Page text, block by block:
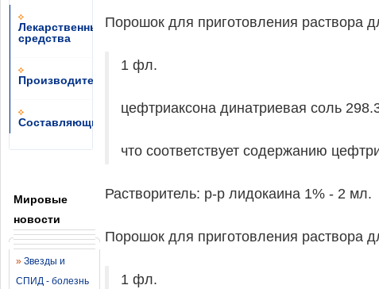
Лекарственные
средства
Производители
Составляющие
Мировые
новости
» Звезды и
СПИД - болезнь
Порошок для приготовления раствора
1 фл.
цефтриаксона динатриевая соль
что соответствует содержанию
Растворитель: р-р лидокаина 1% - 2 мл.
Порошок для приготовления раствора
1 фл.